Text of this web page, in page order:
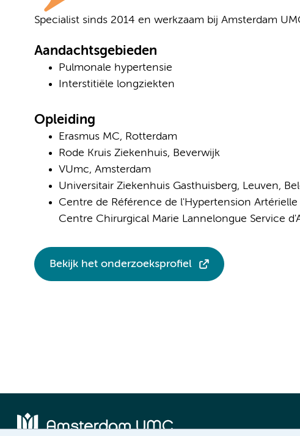
Specialist sinds 2014 en werkzaam bij Amsterdam
Aandachtsgebieden
Pulmonale hypertensie
Interstitiële longziekten
Opleiding
Erasmus MC, Rotterdam
Rode Kruis Ziekenhuis, Beverwijk
VUmc, Amsterdam
Universitair Ziekenhuis Gasthuisberg, Leuven,
Centre de Référence de l'Hypertension
Centre Chirurgical Marie Lannelongue Service
Bekijk het onderzoeksprofiel